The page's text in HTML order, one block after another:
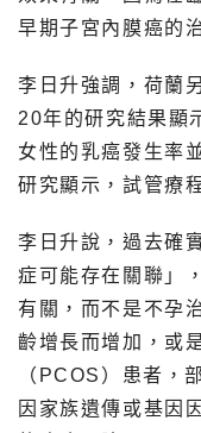
早期子宮內膜癌的
李日升強調，荷蘭
20年的研究結果顯
女性的乳癌發生率
研究顯示，試管療
李日升說，過去確
症可能存在關聯」
有關，而不是不孕
齡增長而增加，或
（PCOS）患者，
因家族遺傳或基因